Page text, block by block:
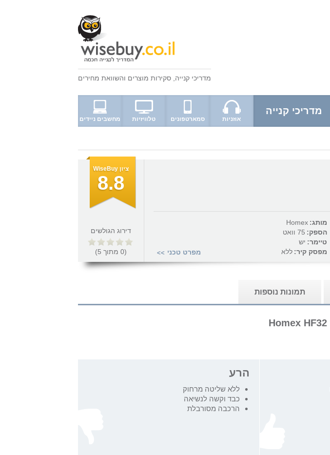
מדריכי קנייה סקירות מוצרים והשוואת מחירים
מדריכי קנייה
אוזניות סמארטפונים טלוויזיות מחשבים ניידים
מותג: Homex
הספק: 75 וואט
טיימר: יש
מפסק קיר: ללא מפרט טכני >>
ציון WiseBuy
8.8
דירוג הגולשים
(
0 מתוך 5
)
תמונות נוספות
הרע
ללא שליטה מרחוק
כבד וקשה לנשיאה
הרכבה מסורבלת